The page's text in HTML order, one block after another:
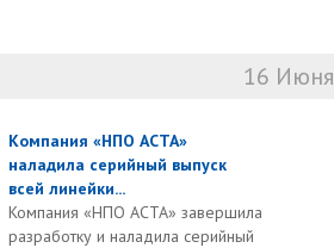
16 Июня
Компания «НПО АСТА»
наладила серийный выпуск
всей линейки...
Компания «НПО АСТА» завершила
разработку и наладила серийный